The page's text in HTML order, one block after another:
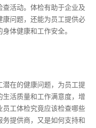
活动。体检有助于企业及
康问题，还能为员工提供必
体健康和工作安全。
在的健康问题，为员工提
活质量和工作满意度，增
工体检究竟应该检查哪些
提供商，又是如何支持和